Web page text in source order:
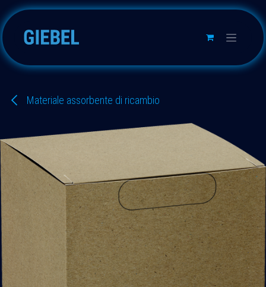
Passa al contenuto
Materiale assorbente di ricambio